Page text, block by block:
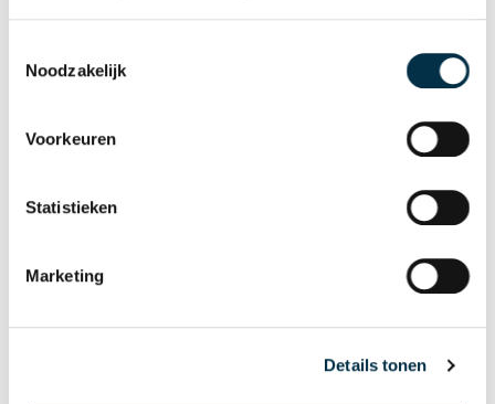
Noodzakelijk
Voorkeuren
Statistieken
Marketing
Details tonen